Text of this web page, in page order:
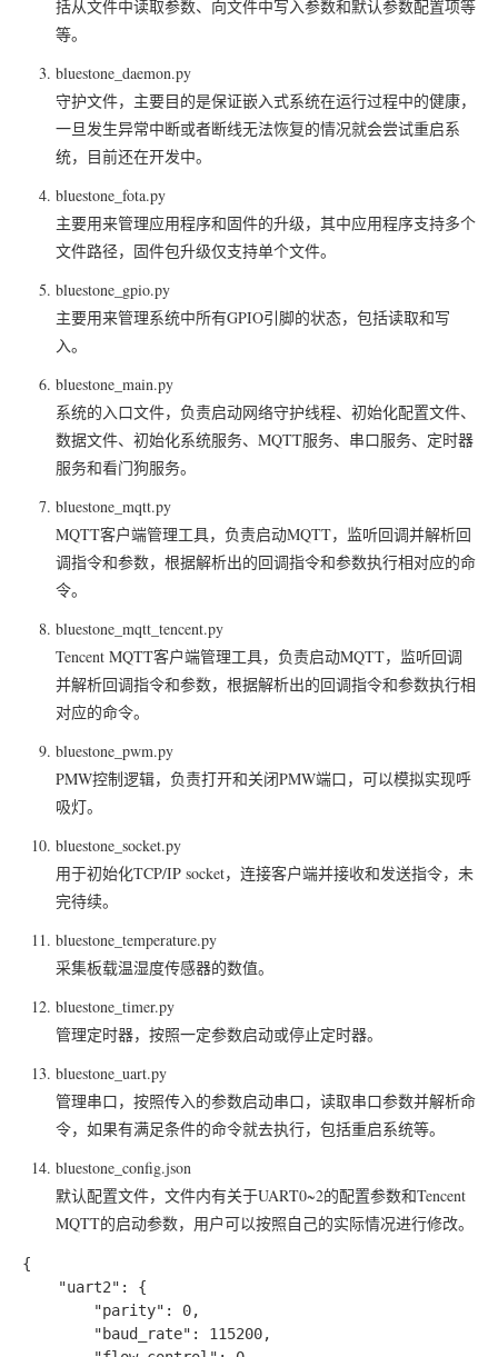
括从文件中读取参数、向文件中写入参数和默认参数配置项等
等。
bluestone_daemon.py
守护文件，主要目的是保证嵌入式系统在运行过程中的健康，
一旦发生异常中断或者断线无法恢复的情况就会尝试重启系
统，目前还在开发中。
bluestone_fota.py
主要用来管理应用程序和固件的升级，其中应用程序支持多个
文件路径，固件包升级仅支持单个文件。
bluestone_gpio.py
主要用来管理系统中所有GPIO引脚的状态，包括读取和写
入。
bluestone_main.py
系统的入口文件，负责启动网络守护线程、初始化配置文件、
数据文件、初始化系统服务、MQTT服务、串口服务、定时器
服务和看门狗服务。
bluestone_mqtt.py
MQTT客户端管理工具，负责启动MQTT，监听回调并解析回
调指令和参数，根据解析出的回调指令和参数执行相对应的命
令。
bluestone_mqtt_tencent.py
Tencent MQTT客户端管理工具，负责启动MQTT，监听回调
并解析回调指令和参数，根据解析出的回调指令和参数执行相
对应的命令。
bluestone_pwm.py
PMW控制逻辑，负责打开和关闭PMW端口，可以模拟实现呼
吸灯。
bluestone_socket.py
用于初始化TCP/IP socket，连接客户端并接收和发送指令，未
完待续。
bluestone_temperature.py
采集板载温湿度传感器的数值。
bluestone_timer.py
管理定时器，按照一定参数启动或停止定时器。
bluestone_uart.py
管理串口，按照传入的参数启动串口，读取串口参数并解析命
令，如果有满足条件的命令就去执行，包括重启系统等。
bluestone_config.json
默认配置文件，文件内有关于UART0~2的配置参数和Tencent
MQTT的启动参数，用户可以按照自己的实际情况进行修改。
{